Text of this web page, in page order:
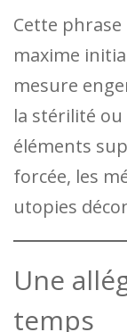
Cette
maxime
mesure
la stérilité
éléments
forcée, les
utopies
Une
temps